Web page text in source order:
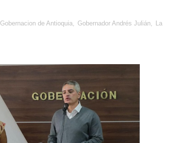
Gobernacion de Antioquia, Gobernador Andrés Julián, La